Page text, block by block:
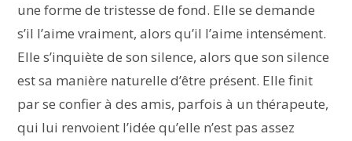
une forme de tristesse de fond. Elle se demande
s’il l’aime vraiment, alors qu’il l’aime intensément.
Elle s’inquiète de son silence, alors que son silence
est sa manière naturelle d’être présent. Elle finit
par se confier à des amis, parfois à un thérapeute,
qui lui renvoient l’idée qu’elle n’est pas assez